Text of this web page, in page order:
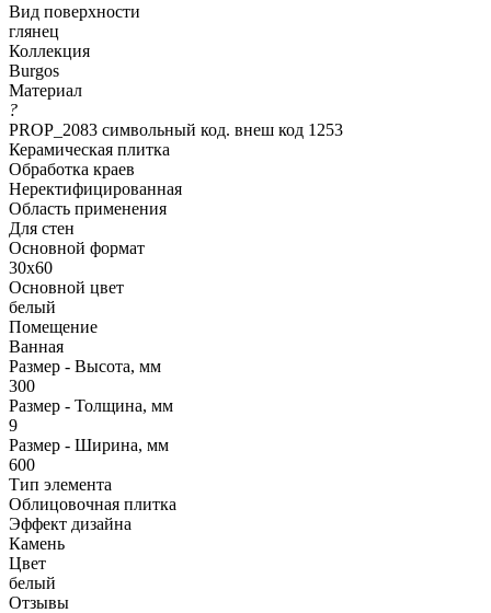
Вид поверхности
глянец
Коллекция
Burgos
Материал
?
PROP_2083 символьный код. внеш код 1253
Керамическая плитка
Обработка краев
Неректифицированная
Область применения
Для стен
Основной формат
30х60
Основной цвет
белый
Помещение
Ванная
Размер - Высота, мм
300
Размер - Толщина, мм
9
Размер - Ширина, мм
600
Тип элемента
Облицовочная плитка
Эффект дизайна
Камень
Цвет
белый
Отзывы